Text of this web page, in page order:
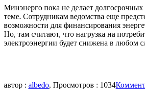
Минэнерго пока не делает долгосрочных
теме. Сотрудникам ведомства еще
возможности для финансирования
Но, там считают, что нагрузка на
электроэнергии будет снижена в любом
автор : albedo, Просмотров : 1034